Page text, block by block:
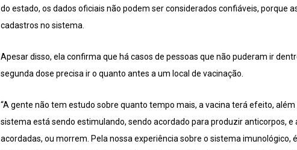
do estado, os dados oficiais não podem ser considerados confiáveis,
cadastros no sistema.
Apesar disso, ela confirma que há casos de pessoas que não puderam ir
segunda dose precisa ir o quanto antes a um local de vacinação.
“A gente não tem estudo sobre quanto tempo mais, a vacina terá efeito,
sistema está sendo estimulando, sendo acordado para produzir anticorpos,
acordadas, ou morrem. Pela nossa experiência sobre o sistema imunológico,